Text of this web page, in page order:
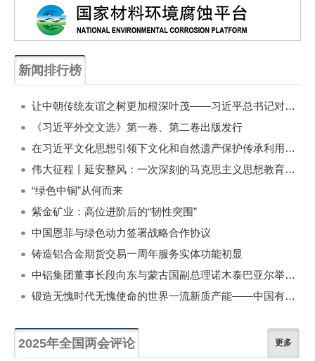
新闻排行榜
让中朝传统友谊之树更加根深叶茂——习近平总书记对朝鲜进行国事访问纪实
《习近平外交文选》第一卷、第二卷出版发行
在习近平文化思想引领下文化和自然遗产保护传承利用工作开创新局面
伟大征程丨延安整风：一次深刻的马克思主义思想教育运动
“绿色中铜”从何而来
紫金矿业：高位进阶后的“韧性突围”
中国恩菲与绿色动力签署战略合作协议
铸造铝合金期货交易一周年服务实体功能初显
中铝集团董事长段向东与蒙古国副总理诺木泰巴亚尔举行会谈
锻造无愧时代无愧使命的世界一流新质产能——中国有色金属工业的战略应对与破局之道（二）
2025年全国两会评论 更多